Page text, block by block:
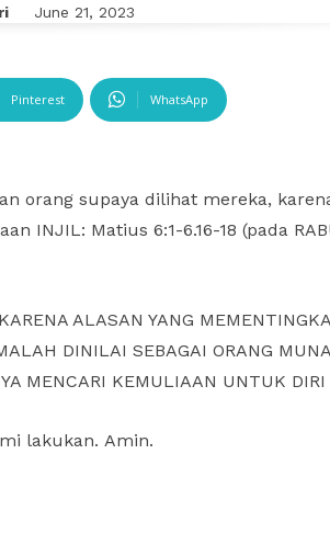
June 21, 2023
Pinterest WhatsApp
orang supaya dilihat mereka,
INJIL: Matius 6:1-6.16-18 (pada
ALASAN YANG
DINILAI SEBAGAI ORANG
MENCARI KEMULIAAN UNTUK DIRI
lakukan. Amin.